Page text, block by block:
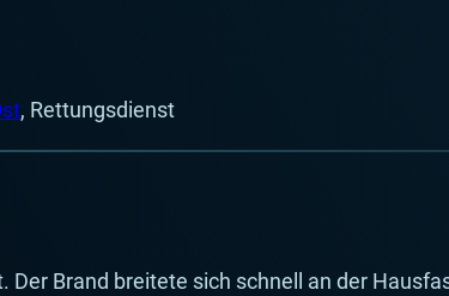
, Rettungsdienst
Brand breitete sich schnell an der